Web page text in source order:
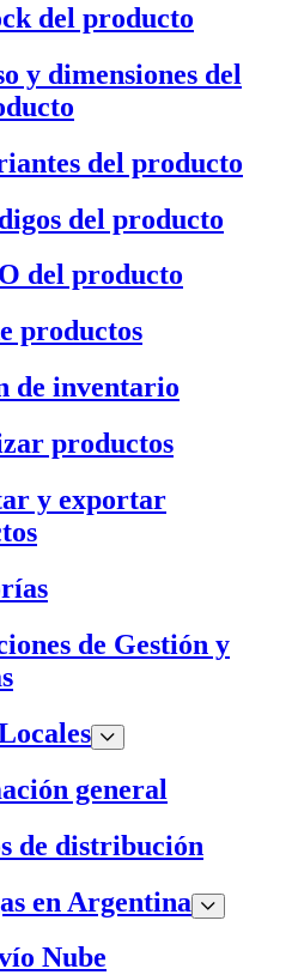
del producto
y dimensiones del
del producto
del producto
del producto
productos
de inventario
productos
y exportar
de Gestión y
general
de distribución
en Argentina
Nube